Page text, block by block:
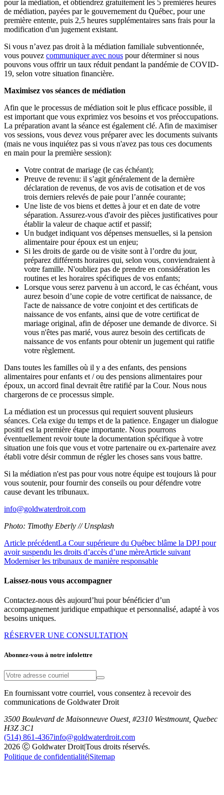
pour la médiation, et obtiendrez gratuitement les 5 premières heures
de médiation, payées par le gouvernement du Québec, pour une
première entente, puis 2,5 heures supplémentaires sans frais pour la
modification d'un jugement existant.
Si vous n’avez pas droit à la médiation familiale subventionnée,
vous pouvez communiquer avec nous pour déterminer si nous
pouvons vous offrir un taux réduit pendant la pandémie de COVID-
19, selon votre situation financière.
Maximisez vos séances de médiation
Afin que le processus de médiation soit le plus efficace possible, il
est important que vous exprimiez vos besoins et vos préoccupations.
La préparation avant la séance est également clé. Afin de maximiser
vos sessions, vous devez vous préparer avec les documents suivants
(mais ne vous inquiétez pas si vous n'avez pas tous ces documents
en main pour la première session):
Votre contrat de mariage (le cas échéant);
Preuve de revenu: il s’agit généralement de la dernière
déclaration de revenus, de vos avis de cotisation et de vos
trois derniers relevés de paie pour l’année courante;
Une liste de vos biens et dettes à jour et en date de votre
séparation. Assurez-vous d'avoir des pièces justificatives pour
établir la valeur de chaque actif et passif;
Un budget indiquant vos dépenses mensuelles, si la pension
alimentaire pour époux est un enjeu;
Si les droits de garde ou de visite sont à l’ordre du jour,
préparez différents horaires qui, selon vous, conviendraient à
votre famille. N'oubliez pas de prendre en considération les
routines et les horaires spécifiques de vos enfants;
Lorsque vous serez parvenu à un accord, le cas échéant, vous
aurez besoin d’une copie de votre certificat de naissance, de
l'acte de naissance de votre conjoint et des certificats de
naissance de vos enfants, ainsi que de votre certificat de
mariage original, afin de déposer une demande de divorce. Si
vous n'êtes pas marié, vous aurez besoin des certificats de
naissance de vos enfants pour obtenir un jugement qui ratifie
votre règlement.
Dans toutes les familles où il y a des enfants, des pensions
alimentaires pour enfants et / ou des pensions alimentaires pour
époux, un accord final devrait être ratifié par la Cour. Nous nous
chargerons de ce processus simple.
La médiation est un processus qui requiert souvent plusieurs
séances. Cela exige du temps et de la patience. Engager un dialogue
positif est la première étape importante. Nous pourrons
éventuellement revoir toute la documentation spécifique à votre
situation une fois que vous et votre partenaire ou ex-partenaire avez
établi votre désir commun de régler les choses sans vous battre.
Si la médiation n'est pas pour vous notre équipe est toujours là pour
vous soutenir, pour fournir des conseils ou pour défendre votre
cause devant les tribunaux.
info@goldwaterdroit.com
Photo: Timothy Eberly // Unsplash
Article précédentLa Cour supérieure du Québec blâme la DPJ pour
avoir suspendu les droits d’accès d’une mèreArticle suivant
Moderniser les tribunaux de manière responsable
Laissez-nous vous accompagner
Contactez-nous dès aujourd’hui pour bénéficier d’un
accompagnement juridique empathique et personnalisé, adapté à vos
besoins uniques.
RÉSERVER UNE CONSULTATION
Abonnez-vous à notre infolettre
En fournissant votre courriel, vous consentez à recevoir des
communications de Goldwater Droit
3500 Boulevard de Maisonneuve Ouest, #2310 Westmount, Quebec
H3Z 3C1
(514) 861-4367info@goldwaterdroit.com
2026 Ⓒ Goldwater Droit|Tous droits réservés.
Politique de confidentialité|Sitemap